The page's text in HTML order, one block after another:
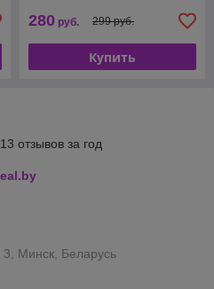
280 руб. 299 руб.
Купить
отзывов за год
Минск, Беларусь